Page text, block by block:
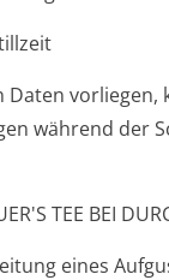
Daten
während der
TEE BEI
eines